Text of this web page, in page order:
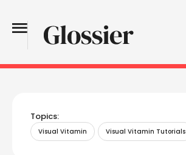
Topics:
Visual Vitamin Visual Vitamin Tutorials